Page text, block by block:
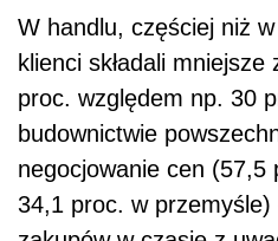
W handlu, częściej niż
klienci składali
proc. względem np. 30
budownictwie
negocjowanie cen (57,5
34,1 proc. w przemyśle)